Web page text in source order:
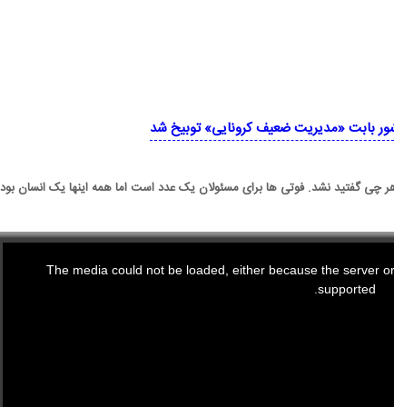
بابت «مدیریت ضعیف کرونایی» توبیخ شد
چی گفتید نشد. فوتی ها برای مسئولان یک عدد است اما همه اینها یک انسان
The media could not be loaded, either because the server
supported.